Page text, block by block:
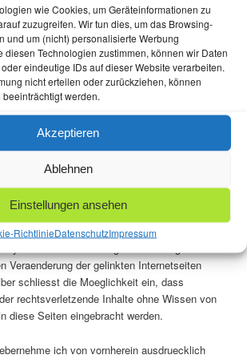
wie Cookies, um Geräteinformationen zu
zuzugreifen. Wir tun dies, um das Browsing-
und um (nicht) personalisierte Werbung
diesen Technologien zustimmen, können wir Daten
eindeutige IDs auf dieser Website verarbeiten.
nicht erteilen oder zurückziehen, können
werden.
Akzeptieren
Ablehnen
Einstellungen ansehen
RichtlinieDatenschutzImpressum
mache sich durch die Anbringung
Internetseiten die dortigen Aeusserungen
unter bestimmten Umstaenden zum
(Landgericht Hamburg, Urteil vom
85/98). Dies koenne nur durch die
von den Inhalten dieser Seiten
dass sie keinerlei Einfluss auf
den Inhalt derjenigen Seiten hat, auf die von
eine Ueberpruefung sicher, dass
oder Rechtsverletzungen durch Inhalte
ersichtlich sind. Bei Links handelt es sich
Veraenderung der gelinkten Internetseiten
schliesst die Moeglichkeit ein, dass
rechtsverletzende Inhalte ohne Wissen von
diese Seiten eingebracht werden.
ich von vornherein ausdruecklich